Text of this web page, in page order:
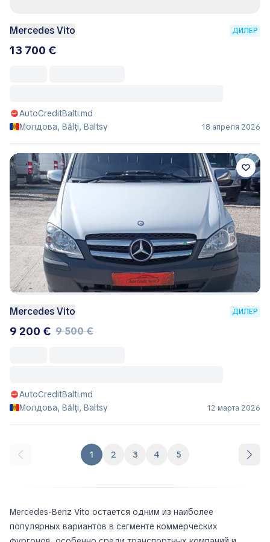
Mercedes Vito ДИЛЕР
13 700 €
AutoCreditBalti.md
Молдова, Bălţi, Baltsy
18 апреля 2026
Mercedes Vito ДИЛЕР
9 200 € 9 500 €
AutoCreditBalti.md
Молдова, Bălţi, Baltsy
12 марта 2026
1 2 3 4 5
Mercedes-Benz Vito остается одним из наиболее
популярных вариантов в сегменте коммерческих